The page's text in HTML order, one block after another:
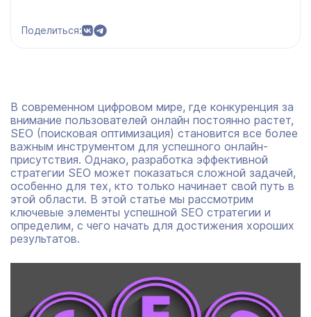
Поделиться:
В современном цифровом мире, где конкуренция за
внимание пользователей онлайн постоянно растет,
SEO (поисковая оптимизация) становится все более
важным инструментом для успешного онлайн-
присутствия. Однако, разработка эффективной
стратегии SEO может показаться сложной задачей,
особенно для тех, кто только начинает свой путь в
этой области. В этой статье мы рассмотрим
ключевые элементы успешной SEO стратегии и
определим, с чего начать для достижения хороших
результатов.